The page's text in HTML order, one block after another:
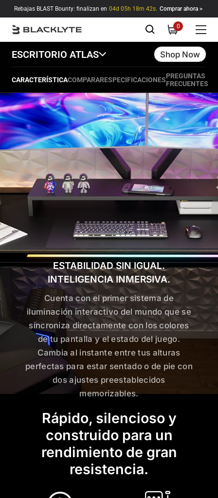
Saltar al contenido
Rebajas BLAST Bounty: finalizan en 04d 05h 18m 41s. Comprar ahora >
00
ESCRITORIO ATLAS Shop Now
CARACTERÍSTICACOMPARARESPECIFICACIONESPREGUNTAS
FRECUENTES
ESTABILIDAD SIN IGUAL.
INTELIGENCIA INMERSIVA.
Cuenta con el primer sistema de
iluminación interactivo del mundo que se
sincroniza directamente con los colores
de tu pantalla y el estado del juego.
Cambia al instante entre tus alturas
perfectas para estar sentado o de pie con
dos ajustes preestablecidos
memorizables.
Rápido, silencioso y
construido para un
rendimiento de gran
resistencia.